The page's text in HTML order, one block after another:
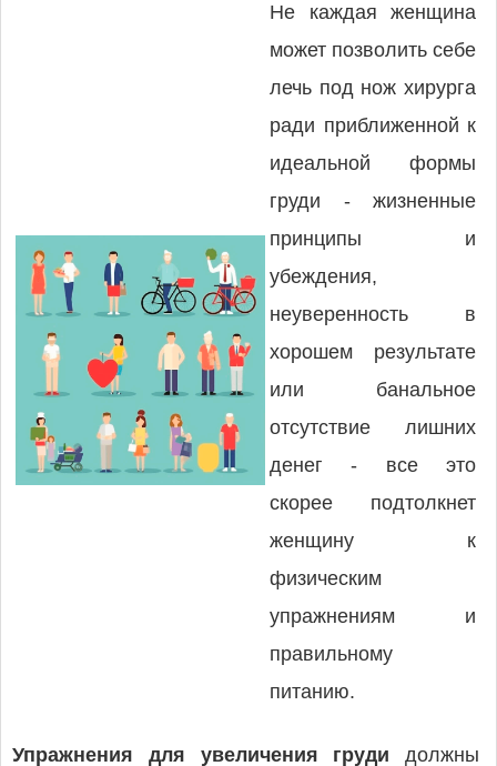
Не каждая женщина
может позволить себе
лечь под нож хирурга
ради приближенной к
идеальной формы
груди - жизненные
принципы и
убеждения,
неуверенность в
хорошем результате
или банальное
отсутствие лишних
денег - все это
скорее подтолкнет
женщину к
физическим
упражнениям и
правильному
питанию.
Упражнения для увеличения груди должны